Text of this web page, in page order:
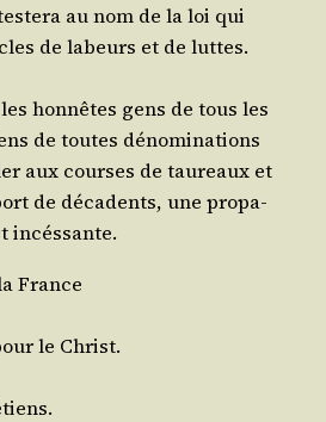
au nom de la loi qui
de labeurs et de luttes.
hon­nêtes gens de tous les
de toutes déno­mi­na­tions
aux courses de tau­reaux et
de déca­dents, une pro­pa­
incéssante.
France
le Christ.